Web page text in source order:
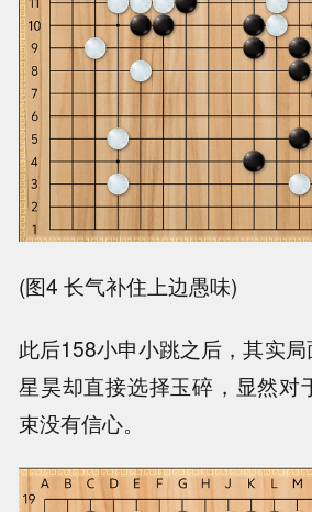
(图4 长气补住上边愚味)
此后158小申小跳之后，其实
星昊却直接选择玉碎，显然对
束没有信心。